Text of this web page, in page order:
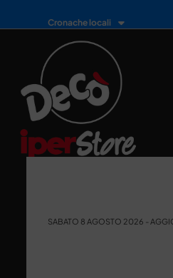
Cronache locali
SABATO 8 AGOSTO 2026 -